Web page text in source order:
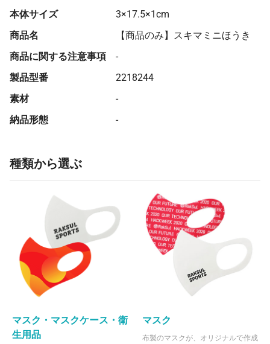
本体サイズ
3×17.5×1cm
商品名
【商品のみ】スキマミニほうき
商品に関する注意事項
-
製品型番
2218244
素材
-
納品形態
-
種類から選ぶ
マスク・マスクケース・衛
生用品
マスク
布製のマスクが、オリジナルで作成